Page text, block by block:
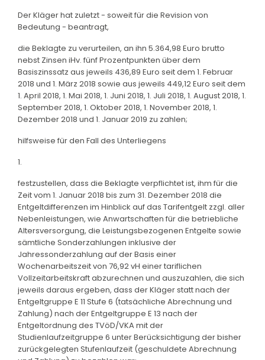
Der Kläger hat zuletzt - soweit für die Revision von
Bedeutung - beantragt,
die Beklagte zu verurteilen, an ihn 5.364,98 Euro brutto
nebst Zinsen iHv. fünf Prozentpunkten über dem
Basiszinssatz aus jeweils 436,89 Euro seit dem 1. Februar
2018 und 1. März 2018 sowie aus jeweils 449,12 Euro seit dem
1. April 2018, 1. Mai 2018, 1. Juni 2018, 1. Juli 2018, 1. August 2018, 1.
September 2018, 1. Oktober 2018, 1. November 2018, 1.
Dezember 2018 und 1. Januar 2019 zu zahlen;
hilfsweise für den Fall des Unterliegens
1.
festzustellen, dass die Beklagte verpflichtet ist, ihm für die
Zeit vom 1. Januar 2018 bis zum 31. Dezember 2018 die
Entgeltdifferenzen im Hinblick auf das Tarifentgelt zzgl. aller
Nebenleistungen, wie Anwartschaften für die betriebliche
Altersversorgung, die Leistungsbezogenen Entgelte sowie
sämtliche Sonderzahlungen inklusive der
Jahressonderzahlung auf der Basis einer
Wochenarbeitszeit von 76,92 vH einer tariflichen
Vollzeitarbeitskraft abzurechnen und auszuzahlen, die sich
jeweils daraus ergeben, dass der Kläger statt nach der
Entgeltgruppe E 11 Stufe 6 (tatsächliche Abrechnung und
Zahlung) nach der Entgeltgruppe E 13 nach der
Entgeltordnung des TVöD/VKA mit der
Studienlaufzeitgruppe 6 unter Berücksichtigung der bisher
zurückgelegten Stufenlaufzeit (geschuldete Abrechnung